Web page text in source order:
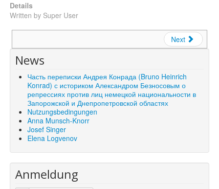
Details
Written by Super User
Next
News
Часть переписки Андрея Конрада (Bruno Heinrich
Konrad) с историком Александром Безносовым о
репрессиях против лиц немецкой национальности в
Запорожской и Днепропетровской областях
Nutzungsbedingungen
Anna Munsch-Knorr
Josef Singer
Elena Logvenov
Anmeldung